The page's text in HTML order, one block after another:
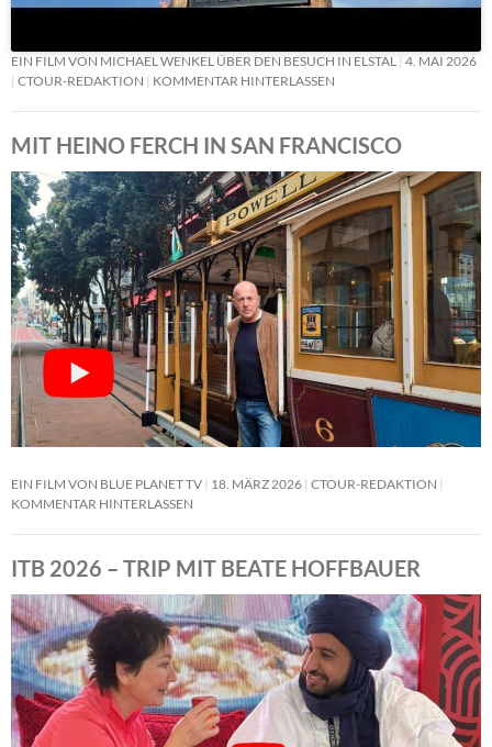
EIN FILM VON MICHAEL WENKEL ÜBER DEN BESUCH IN ELSTAL
4. MAI 2026
CTOUR-REDAKTION
KOMMENTAR HINTERLASSEN
MIT HEINO FERCH IN SAN FRANCISCO
EIN FILM VON BLUE PLANET TV 18. MÄRZ 2026 CTOUR-REDAKTION
KOMMENTAR HINTERLASSEN
ITB 2026 – TRIP MIT BEATE HOFFBAUER